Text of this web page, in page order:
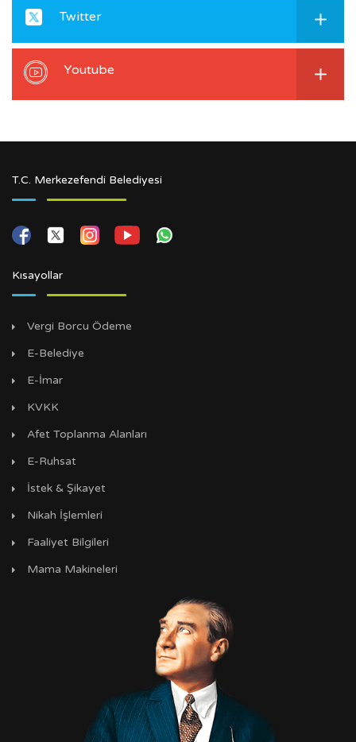
Twitter
Youtube
T.C. Merkezefendi Belediyesi
Kısayollar
Vergi Borcu Ödeme
E-Belediye
E-İmar
KVKK
Afet Toplanma Alanları
E-Ruhsat
İstek & Şikayet
Nikah İşlemleri
Faaliyet Bilgileri
Mama Makineleri